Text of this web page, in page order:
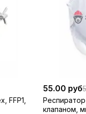
FFP1,
55.00 руб
Респиратор
клапаном,